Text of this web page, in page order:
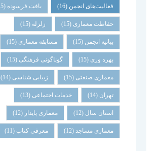
فعالیت‌های انجمن (16) بافت فرسوده (15)
حفاظت معماری (15) زلزله (15)
بیانیه انجمن (15) مسابقه معماری (15)
بهره وری (15) گوناگونی فرهنگی (15)
معماری صنعتی (15) زیبایی شناسی (14)
تهران (14) خدمات اجتماعی (13)
استان سال (12) معماری پایدار (12)
معماری مساجد(12) معرفی کتاب (11)